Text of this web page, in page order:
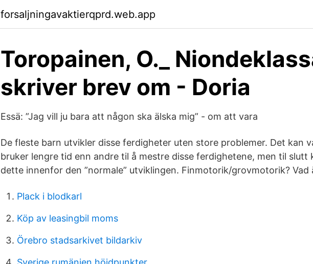
forsaljningavaktierqprd.web.app
Toropainen, O._
skriver brev om - Doria
Essä: ”Jag vill ju bara att någon ska älska mig” - om att vara
De fleste barn utvikler disse ferdigheter uten store problemer. Det kan
bruker lengre tid enn andre til å mestre disse ferdighetene, men til slutt
dette innenfor den ”normale” utviklingen. Finmotorik/grovmotorik? Vad
Plack i blodkarl
Köp av leasingbil moms
Örebro stadsarkivet bildarkiv